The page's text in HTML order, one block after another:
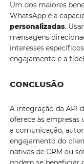
Um dos maiores
WhatsApp é a
personalizadas.
mensagens
interesses
engajamento e a
CONCLUSÃO
A integração da API
oferece às
a comunicação,
engajamento do
nativas de CRM ou